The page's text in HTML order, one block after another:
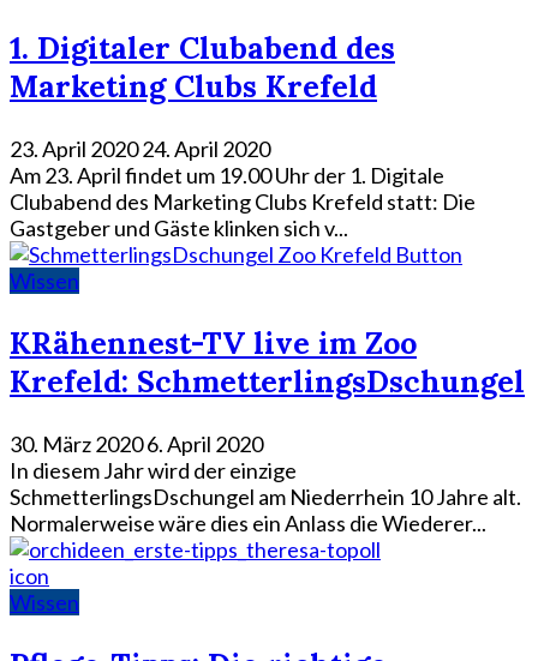
1. Digitaler Clubabend des
Marketing Clubs Krefeld
23. April 202024. April 2020
Am 23. April findet um 19.00 Uhr der 1. Digitale
Clubabend des Marketing Clubs Krefeld statt: Die
Gastgeber und Gäste klinken sich v...
Wissen
KRähennest-TV live im Zoo
Krefeld: SchmetterlingsDschungel
30. März 20206. April 2020
In diesem Jahr wird der einzige
SchmetterlingsDschungel am Niederrhein 10 Jahre alt.
Normalerweise wäre dies ein Anlass die Wiederer...
icon
Wissen